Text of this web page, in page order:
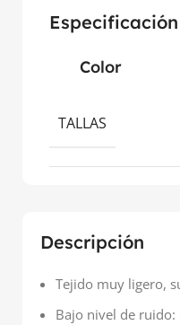
Descripción
Tejido muy ligero,
Bajo nivel de
Especificación
Color
TALLAS